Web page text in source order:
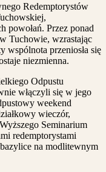
Redemptorystów
powołań. Przez ponad
Tuchowie, wzrastając
wspólnota przeniosła się
niezmienna.
Odpustu
włączyli się w jego
weekend
wieczór,
Seminarium
redemptorystami
na modlitewnym